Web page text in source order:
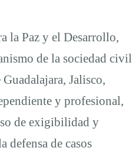
la Paz y el Desarrollo,
de la sociedad civil
Jalisco,
y profesional,
de exigibilidad y
defensa de casos